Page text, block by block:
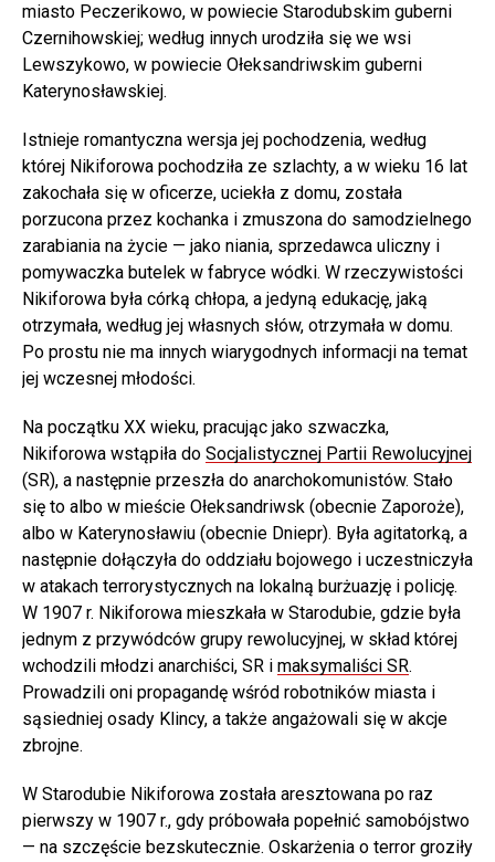
miasto Peczerikowo, w powiecie Starodubskim guberni
Czernihowskiej; według innych urodziła się we wsi
Lewszykowo, w powiecie Ołeksandriwskim guberni
Katerynosławskiej.
Istnieje romantyczna wersja jej pochodzenia, według
której Nikiforowa pochodziła ze szlachty, a w wieku 16 lat
zakochała się w oficerze, uciekła z domu, została
porzucona przez kochanka i zmuszona do samodzielnego
zarabiania na życie — jako niania, sprzedawca uliczny i
pomywaczka butelek w fabryce wódki. W rzeczywistości
Nikiforowa była córką chłopa, a jedyną edukację, jaką
otrzymała, według jej własnych słów, otrzymała w domu.
Po prostu nie ma innych wiarygodnych informacji na temat
jej wczesnej młodości.
Na początku XX wieku, pracując jako szwaczka,
Nikiforowa wstąpiła do Socjalistycznej Partii Rewolucyjnej
(SR), a następnie przeszła do anarchokomunistów. Stało
się to albo w mieście Ołeksandriwsk (obecnie Zaporoże),
albo w Katerynosławiu (obecnie Dniepr). Była agitatorką, a
następnie dołączyła do oddziału bojowego i uczestniczyła
w atakach terrorystycznych na lokalną burżuazję i policję.
W 1907 r. Nikiforowa mieszkała w Starodubie, gdzie była
jednym z przywódców grupy rewolucyjnej, w skład której
wchodzili młodzi anarchiści, SR i maksymaliści SR.
Prowadzili oni propagandę wśród robotników miasta i
sąsiedniej osady Klincy, a także angażowali się w akcje
zbrojne.
W Starodubie Nikiforowa została aresztowana po raz
pierwszy w 1907 r., gdy próbowała popełnić samobójstwo
— na szczęście bezskutecznie. Oskarżenia o terror groziły